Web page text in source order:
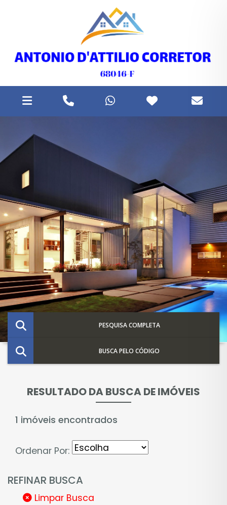
PESQUISA COMPLETA
BUSCA PELO CÓDIGO
RESULTADO DA BUSCA DE IMÓVEIS
1 imóveis encontrados
Ordenar Por:
REFINAR BUSCA
Limpar Busca